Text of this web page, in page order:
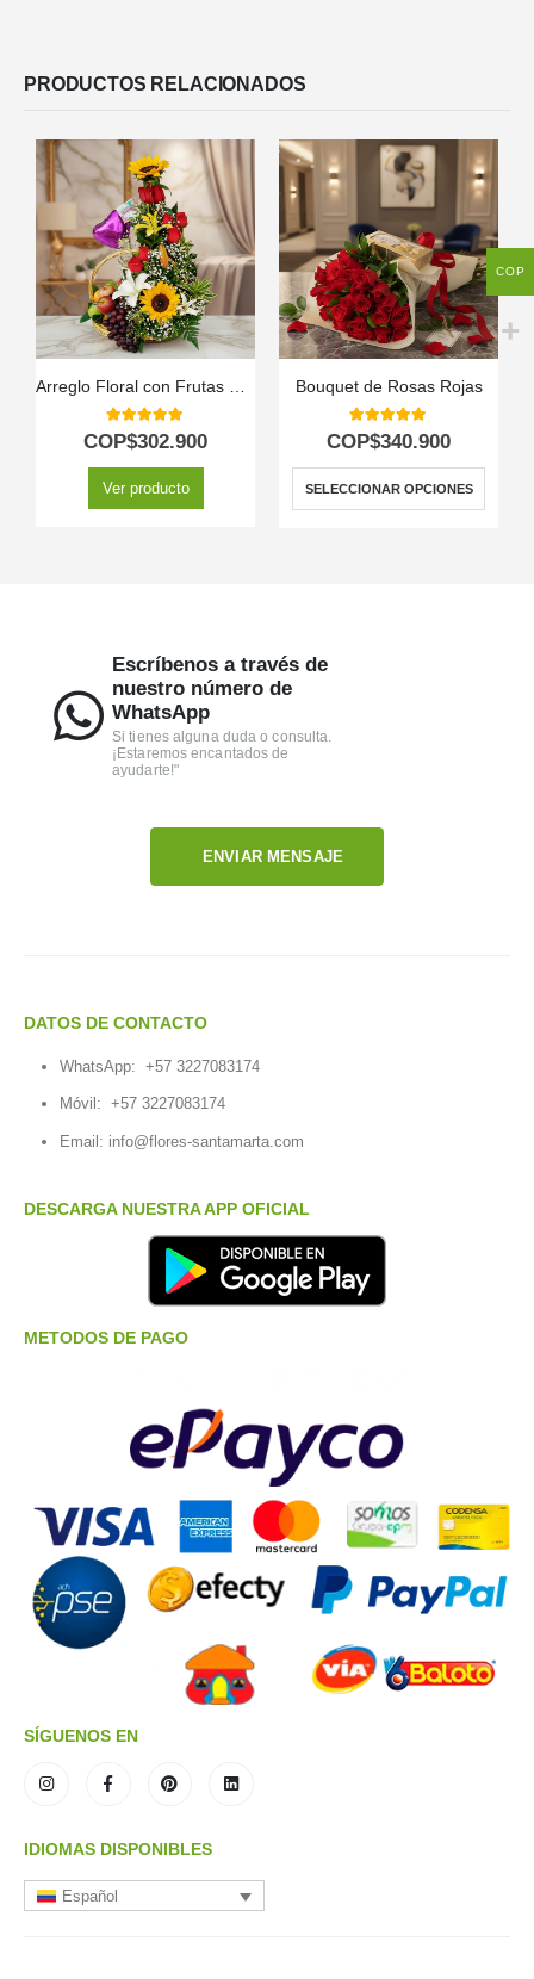
PRODUCTOS RELACIONADOS
Arreglo Floral con Frutas Capella
5.00out of 5
COP$302.900
Ver producto
Bouquet de Rosas Rojas
5.00out of 5
COP$340.900
SELECCIONAR OPCIONES
Escríbenos a través de
nuestro número de
WhatsApp
Si tienes alguna duda o consulta.
¡Estaremos encantados de
ayudarte!"
ENVIAR MENSAJE
DATOS DE CONTACTO
WhatsApp: +57 3227083174
Móvil: +57 3227083174
Email: info@flores-santamarta.com
DESCARGA NUESTRA APP OFICIAL
METODOS DE PAGO
SÍGUENOS EN
IDIOMAS DISPONIBLES
Español
COP